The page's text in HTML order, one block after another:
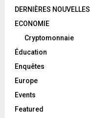
DERNIÈRES NOUVELLES
ECONOMIE
Cryptomonnaie
Éducation
Enquêtes
Europe
Events
Featured